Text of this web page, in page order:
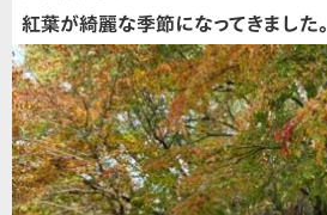
紅葉が綺麗な季節になってきました。